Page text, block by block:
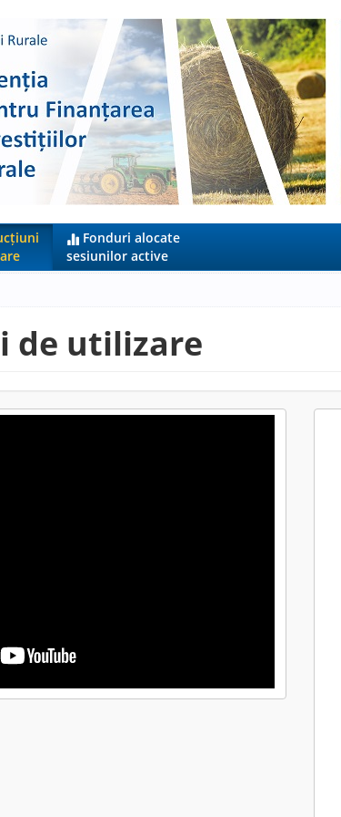
Fonduri alocate
sesiunilor active
de utilizare